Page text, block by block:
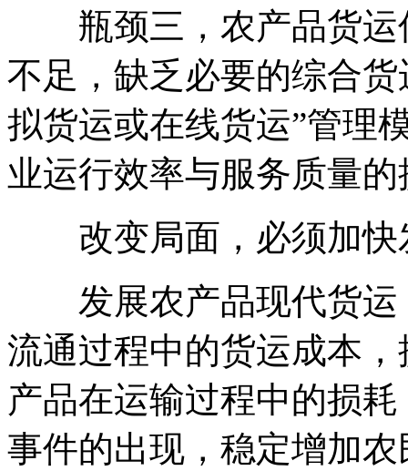
瓶颈三，农产品货运
不足，缺乏必要的综合
拟货运或在线货运”管理
业运行效率与服务质量的
改变局面，必须加快
发展农产品现代货运
流通过程中的货运成本
产品在运输过程中的损
事件的出现，稳定增加